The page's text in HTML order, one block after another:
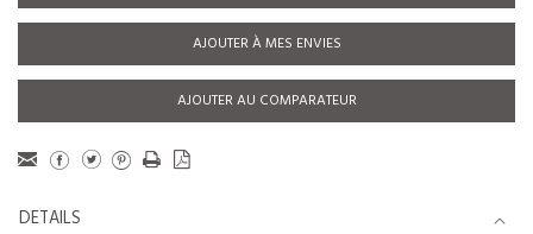
AJOUTER À MES ENVIES
AJOUTER AU COMPARATEUR
DETAILS